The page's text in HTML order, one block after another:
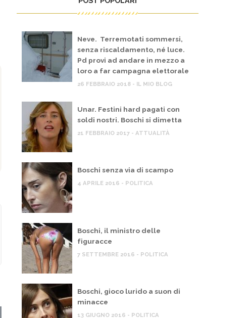
Neve. Terremotati sommersi,
senza riscaldamento, né luce.
Pd provi ad andare in mezzo a
loro a far campagna elettorale
26 FEBBRAIO 2018 - IL MIO BLOG
Unar. Festini hard pagati con
soldi nostri. Boschi si dimetta
21 FEBBRAIO 2017 - ATTUALITÀ
Boschi senza via di scampo
4 APRILE 2016 - POLITICA
Boschi, il ministro delle
figuracce
7 SETTEMBRE 2016 - POLITICA
Boschi, gioco lurido a suon di
minacce
13 GIUGNO 2016 - POLITICA